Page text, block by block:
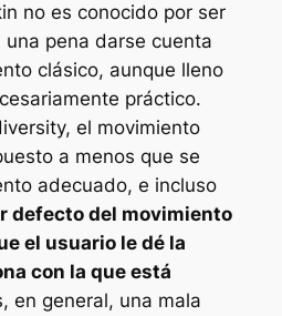
no es conocido por ser
pena darse cuenta
clásico, aunque lleno
práctico.
el movimiento
a menos que se
adecuado, e incluso
defecto del movimiento
el usuario le dé la
con la que está
en general, una mala